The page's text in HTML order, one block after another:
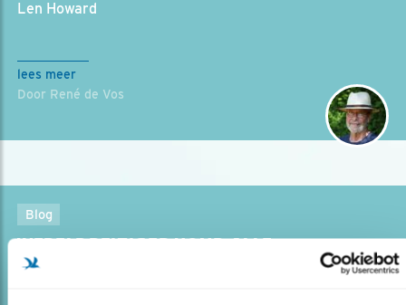
Len Howard
lees meer
Door René de Vos
Blog
WERELDREIZIGER VOND ALLE
PINGUÏNSOORTEN